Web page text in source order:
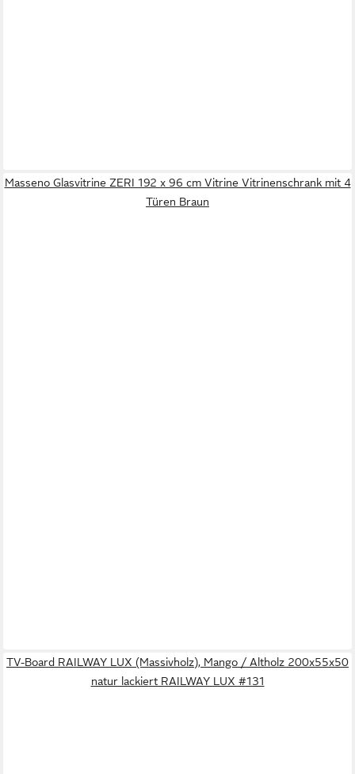
Masseno Glasvitrine ZERI 192 x 96 cm Vitrine Vitrinenschrank mit 4
Türen Braun
TV-Board RAILWAY LUX (Massivholz), Mango / Altholz 200x55x50
natur lackiert RAILWAY LUX #131